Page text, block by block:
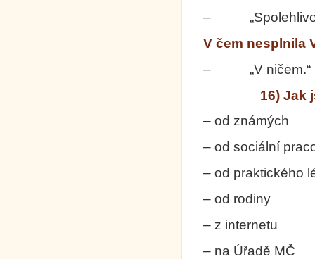
– „Spolehlivost
V čem nesplnila
– „V ničem.“
16) Jak
– od
– od sociální
– od
– od
– z
– na